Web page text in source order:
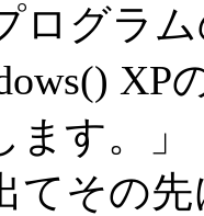
ログラ
XP
す。」
てその